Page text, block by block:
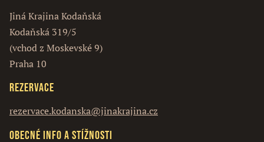
Jiná Krajina Kodaňská
Kodaňská 319/5
(vchod z Moskevské 9)
Praha 10
Rezervace
rezervace.kodanska@jinakrajina.cz
Obecné info a stížnosti